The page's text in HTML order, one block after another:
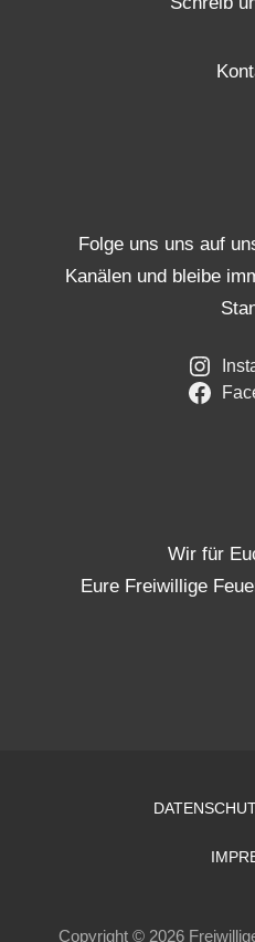
Folge uns uns auf
Kanälen und bleibe
Wir für
Eure Freiwillige
Copyright © 2026